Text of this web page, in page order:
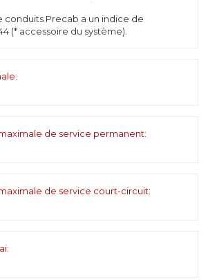
conduits Precab a un indice de
(* accessoire du système).
de service permanent:
de service court-circuit: